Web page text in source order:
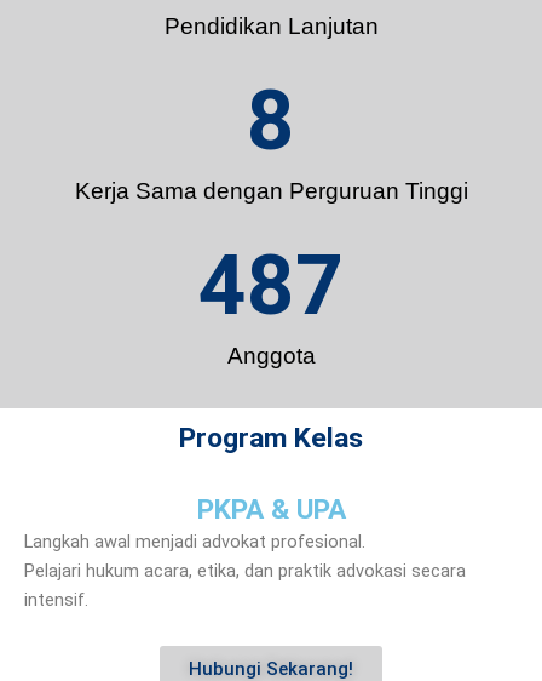
Pendidikan Lanjutan
Kerja Sama dengan Perguruan Tinggi
8
Anggota
487
Program Kelas
PKPA & UPA
Langkah awal menjadi advokat profesional.
Pelajari hukum acara, etika, dan praktik advokasi secara
intensif.
Hubungi Sekarang!